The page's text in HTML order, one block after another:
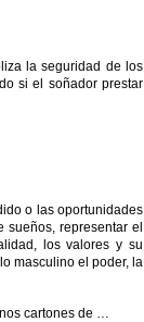
la seguridad de los
si el soñador prestar
o las oportunidades
sueños, representar el
los valoresy su
masculino el poder, la
cartones de …